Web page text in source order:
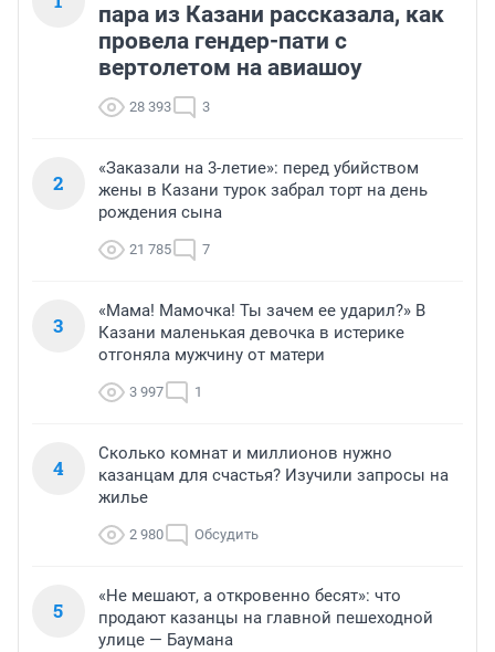
пара из Казани рассказала, как
провела гендер-пати с
вертолетом на авиашоу
28 393 3
2
«Заказали на 3-летие»: перед убийством
жены в Казани турок забрал торт на день
рождения сына
21 785 7
3
«Мама! Мамочка! Ты зачем ее ударил?» В
Казани маленькая девочка в истерике
отгоняла мужчину от матери
3 997 1
4
Сколько комнат и миллионов нужно
казанцам для счастья? Изучили запросы на
жилье
2 980 Обсудить
5
«Не мешают, а откровенно бесят»: что
продают казанцы на главной пешеходной
улице — Баумана